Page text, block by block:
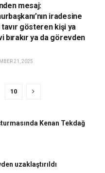
mesaj:
iradesine
tavır gösteren kişi ya
bırakır ya da görevden
21, 2025
10
Kenan Tekdağ
uzaklaştırıldı